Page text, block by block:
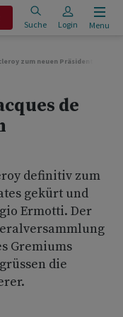
Suche Login Menu
zum neuen Präsidenten
de
definitiv zum
gekürt und
Ermotti. Der
Gremiums
die